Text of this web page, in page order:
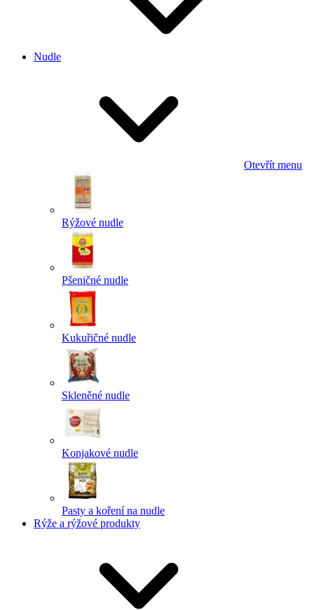
Nudle
Otevřít menu
Rýžové nudle
Pšeničné nudle
Kukuřičné nudle
Skleněné nudle
Konjakové nudle
Pasty a koření na nudle
Rýže a rýžové produkty